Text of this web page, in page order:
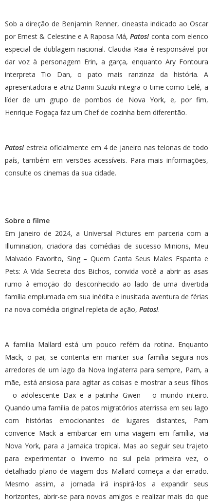
Sob a direção de Benjamin Renner, cineasta indicado ao Oscar
por Ernest & Celestine e A Raposa Má,Patos! conta com elenco
especial de dublagem nacional. Claudia Raia é responsável por
dar voz à personagem Erin, a garça, enquanto Ary Fontoura
interpreta Tio Dan, o pato mais ranzinza da história. A
apresentadora e atriz Danni Suzuki integra o time como Lelé, a
líder de um grupo de pombos de Nova York, e, por fim,
Henrique Fogaça faz um Chef de cozinha bem diferentão.
Patos! estreia oficialmente em 4 de janeiro nas telonas de todo
país, também em versões acessíveis. Para mais informações,
consulte os cinemas da sua cidade.
Sobre o filme
Em janeiro de 2024, a Universal Pictures em parceria com a
Illumination, criadora das comédias de sucesso Minions, Meu
Malvado Favorito, Sing – Quem Canta Seus Males Espanta e
Pets: A Vida Secreta dos Bichos, convida você a abrir as asas
rumo à emoção do desconhecido ao lado de uma divertida
família emplumada em sua inédita e inusitada aventura de férias
na nova comédia original repleta de ação, Patos!.
A família Mallard está um pouco refém da rotina. Enquanto
Mack, o pai, se contenta em manter sua família segura nos
arredores de um lago da Nova Inglaterra para sempre, Pam, a
mãe, está ansiosa para agitar as coisas e mostrar a seus filhos
– o adolescente Dax e a patinha Gwen – o mundo inteiro.
Quando uma família de patos migratórios aterrissa em seu lago
com histórias emocionantes de lugares distantes, Pam
convence Mack a embarcar em uma viagem em família, via
Nova York, para a Jamaica tropical. Mas ao seguir seu trajeto
para experimentar o inverno no sul pela primeira vez, o
detalhado plano de viagem dos Mallard começa a dar errado.
Mesmo assim, a jornada irá inspirá-los a expandir seus
horizontes, abrir-se para novos amigos e realizar mais do que